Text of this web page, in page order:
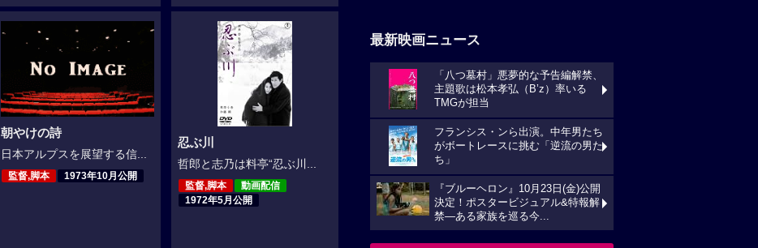
朝やけの詩
日本アルプスを展望する信...
監督,脚本 1973年10月公開
忍ぶ川
哲郎と志乃は料亭“忍ぶ川...
監督,脚本
動画配信
1972年5月公開
最新映画ニュース
「八つ墓村」悪夢的な予告編解禁、
主題歌は松本孝弘（B’z）率いる
TMGが担当
フランシス・ンら出演。中年男たち
がボートレースに挑む「逆流の男た
ち」
『ブルーヘロン』10月23日(金)公開
決定！ポスタービジュアル&特報解
禁―ある家族を巡る今...